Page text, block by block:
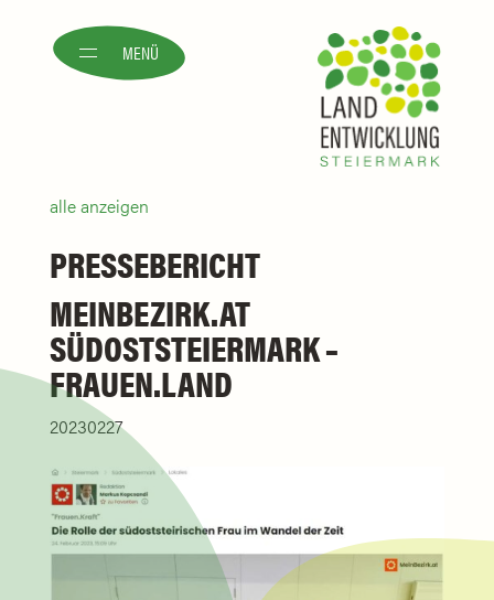
MENÜ
alle anzeigen
PRESSEBERICHT
MEINBEZIRK.AT
SÜDOSTSTEIERMARK –
FRAUEN.LAND
20230227